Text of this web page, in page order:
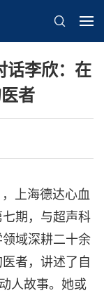
话李欣：在
者
上海德达心血
期，与超声科
域深耕二十余
者，讲述了自
人故事。她或